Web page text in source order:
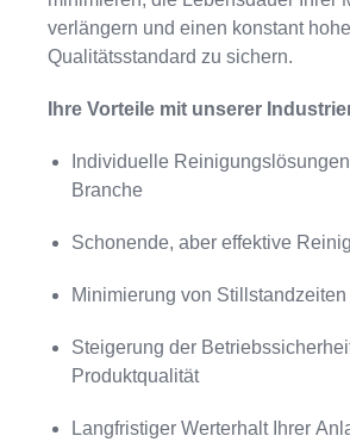
verlängern und einen konstant
Qualitätsstandard zu sichern.
Ihre Vorteile mit unserer
Individuelle
Branche
Schonende, aber effektive
Minimierung von Stillstandzeiten
Steigerung der
Produktqualität
Langfristiger Werterhalt Ihrer